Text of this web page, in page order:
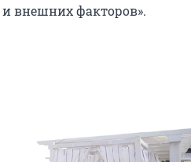
внешних факторов».